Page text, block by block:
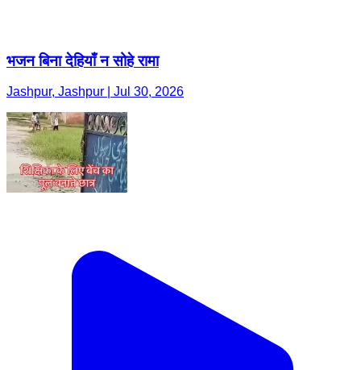
भजन बिना देहियाँ न सोहे रामा
Jashpur, Jashpur | Jul 30, 2026